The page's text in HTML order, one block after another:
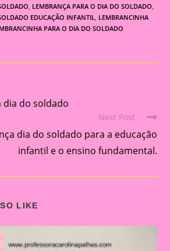
LEMBRANÇA PARA O DIA DO SOLDADO
EDUCAÇÃO INFANTIL LEMBRANCINHA
PARA O DIA DO SOLDADO
dia do soldado
Next Post
dia do soldado para a educação
infantil e o ensino fundamental.
LIKE